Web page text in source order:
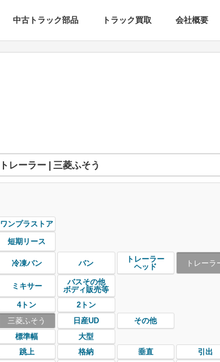
中古トラック部品 トラック買取 会社概要
トレーラー | 三菱ふそう
ワンプラストア
短期リース
冷凍バン バン
トレーラー
ヘッド
トレーラ
ミキサー
バスその他
ボディ販売等
4トン
2トン
三菱ふそう 日産UD
その他
標準幅
大型
跳上 格納 垂直 引出